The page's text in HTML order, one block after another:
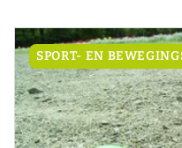
SPORT- EN